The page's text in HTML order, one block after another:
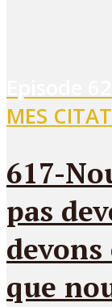
MES
617-
pas
que